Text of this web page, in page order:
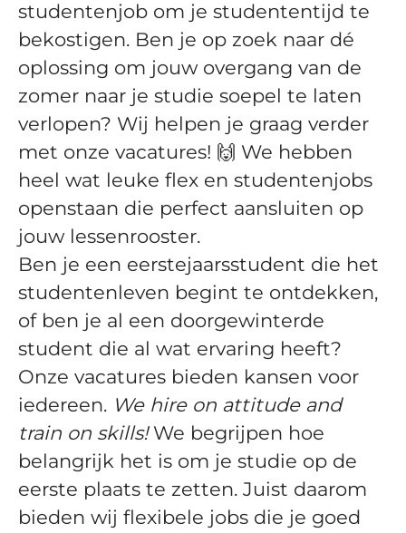
studentenjob om je studententijd te
bekostigen. Ben je op zoek naar dé
oplossing om jouw overgang van de
zomer naar je studie soepel te laten
verlopen? Wij helpen je graag verder
met onze vacatures! 🙌 We hebben
heel wat leuke flex en studentenjobs
openstaan die perfect aansluiten op
jouw lessenrooster.
Ben je een eerstejaarsstudent die het
studentenleven begint te ontdekken,
of ben je al een doorgewinterde
student die al wat ervaring heeft?
Onze vacatures bieden kansen voor
iedereen. We hire on attitude and
train on skills!We begrijpen hoe
belangrijk het is om je studie op de
eerste plaats te zetten. Juist daarom
bieden wij flexibele jobs die je goed